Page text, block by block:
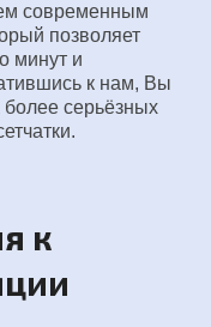
современным
позволяет
минут и
к нам, Вы
более серьёзных
к